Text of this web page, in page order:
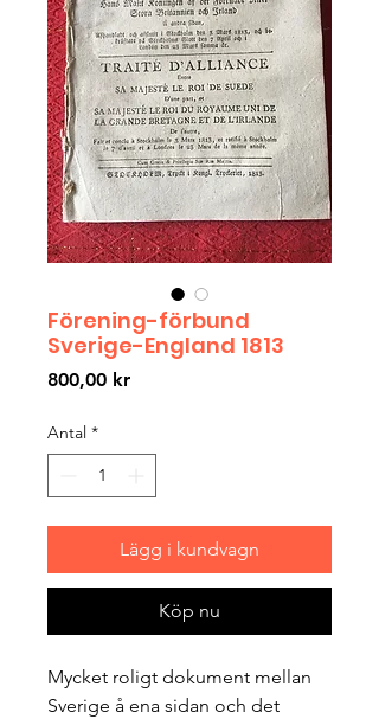
Förening-förbund
Sverige-England 1813
800,00 krPris
Antal *
Lägg i kundvagn
Köp nu
Mycket roligt dokument mellan
Sverige å ena sidan och det